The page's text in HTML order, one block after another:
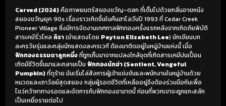
Carved (2024)คือภาพยนตร์สยองขวัญ-ตลก ที่เต็มไปด้วยกลิ่นอายหนัง
สยองขวัญยุค 90s เรื่องราวเกิดขึ้นในคืนฮาโลวีนปี 1993 ที่ Cedar Creek
Pioneer Village ซึ่งมีการจัดงานเทศกาลฟักทองครั้งแรกหลังจากเกิดภัยพิบัติ
สารเคมีรั่วไหล คิรา(นำแสดงโดย Peyton Elizabeth Lee) นักเขียนบท
ละครวัยรุ่นและกลุ่มนักแสดงละครเวที ต้องมาติดอยู่ในหมู่บ้านแห่งนี้ เมื่อ
ฟักทองธรรมดาลูกหนึ่งที่ถูกเก็บมาจากแปลงใกล้จุดที่เกิดสารเคมีปนเปื้อน
เกิดมีชีวิตขึ้นมาและกลายเป็น ฟักทองนักฆ่า (Sentient, Vengeful
Pumpkin)ที่ดุร้าย มันเริ่มไล่สังหารผู้เข้าแข่งขันและพนักงานในหมู่บ้านด้วย
หนวดและเถาวัลย์สุดสยอง กลุ่มผู้รอดชีวิตที่เหลืออยู่จึงต้องร่วมมือกันเพื่อ
ไขว่คว้าหาทางรอดและจัดการกับฟักทองอาฆาตนี้ ก่อนที่พวกเขาจะถูกแกะสลัก
เป็นเหยื่อรายต่อไป